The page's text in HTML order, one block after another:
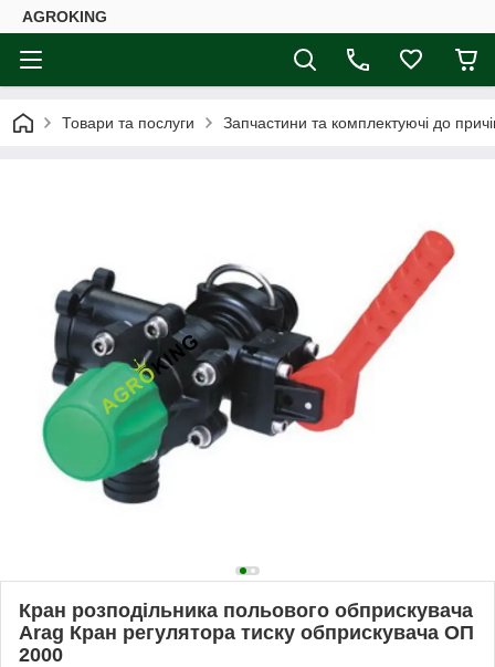
AGROKING
Товари та послуги Запчастини та комплектуючі до
Кран розподільника польового обприскувача
Arag Кран регулятора тиску обприскувача ОП
2000